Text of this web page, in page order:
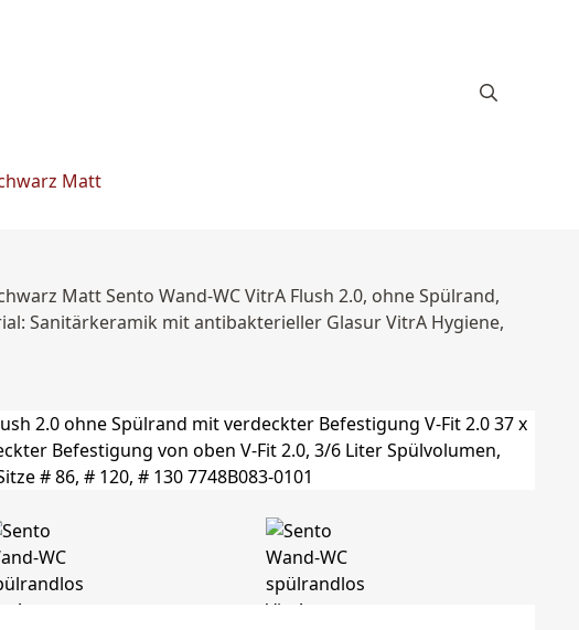
Matt
Matt Sento Wand-WC VitrA Flush 2.0, ohne Spülrand,
Sanitärkeramik mit antibakterieller Glasur VitrA Hygiene,